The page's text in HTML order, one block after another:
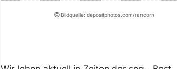
©Bildquelle: depositphotos.com/rancorn